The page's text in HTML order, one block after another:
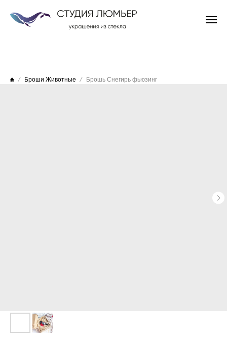
Броши Животные Брошь Снегирь фьюзинг